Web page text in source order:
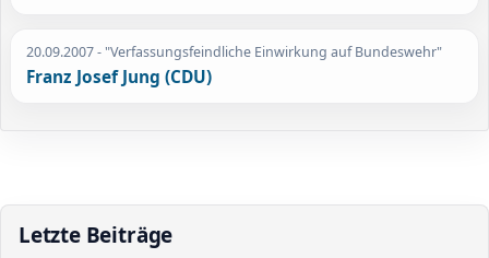
20.09.2007- "Verfassungsfeindliche Einwirkung auf Bundeswehr"
Franz Josef Jung (CDU)
Letzte Beiträge